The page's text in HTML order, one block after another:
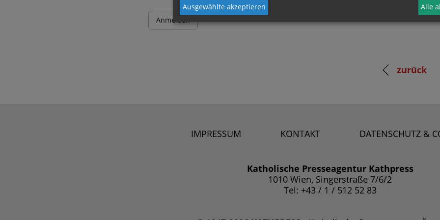
zurück
IMPRESSUM KONTAKT DATENSCHUTZ &
Katholische Presseagentur Kathpress
1010 Wien, Singerstraße 7/6/2
Tel: +43 / 1 / 512 52 83
Ausgewählte akzeptieren Alle